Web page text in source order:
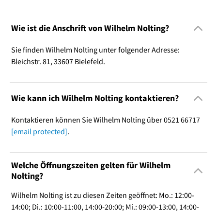
Wie ist die Anschrift von Wilhelm Nolting?
Sie finden Wilhelm Nolting unter folgender Adresse:
Bleichstr. 81, 33607 Bielefeld.
Wie kann ich Wilhelm Nolting kontaktieren?
Kontaktieren können Sie Wilhelm Nolting über 0521 66717
[email protected].
Welche Öffnungszeiten gelten für Wilhelm
Nolting?
Wilhelm Nolting ist zu diesen Zeiten geöffnet: Mo.: 12:00-
14:00; Di.: 10:00-11:00, 14:00-20:00; Mi.: 09:00-13:00, 14:00-